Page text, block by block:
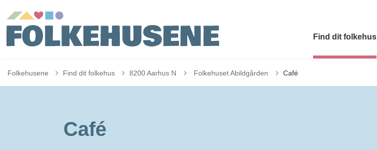
Find dit folkehus
Folkehusene Find dit folkehus 8200 Aarhus N Tilbage til
Folkehuset Abildgården Café
Café